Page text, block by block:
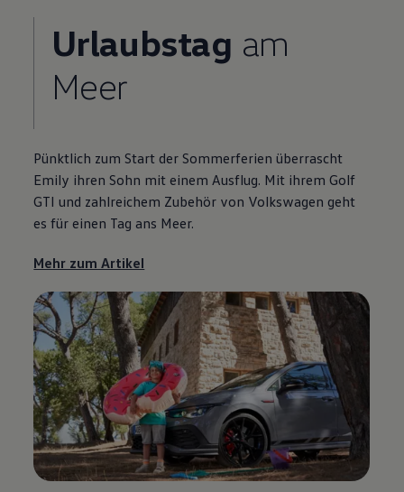
Urlaubstag am
Meer
Pünktlich zum Start der Sommerferien überrascht
Emily ihren Sohn mit einem Ausflug. Mit ihrem Golf
GTI und zahlreichem Zubehör von Volkswagen geht
es für einen Tag ans Meer.
Mehr zum Artikel